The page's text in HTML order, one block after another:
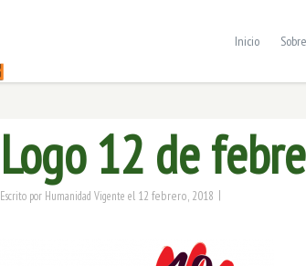
Inicio
Logo 12 de
Escrito por Humanidad Vigente el 12 febrero, 2018 |